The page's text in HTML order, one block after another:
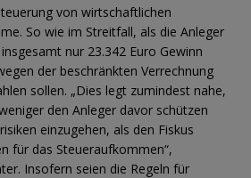
von wirtschaftlichen
So wie im Streitfall, als die Anleger
nur 23.342 Euro Gewinn
der beschränkten Verrechnung
sollen. „Dies legt zumindest nahe,
den Anleger davor schützen
einzugehen, als den Fiskus
für das Steueraufkommen“,
Insofern seien die Regeln für